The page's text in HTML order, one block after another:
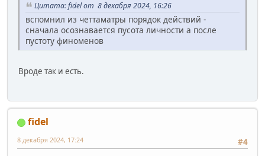
Цитата: fidel от 8 декабря 2024, 16:26
вспомнил из четтаматры порядок действий -
сначала осознавается пусота личности а после
пустоту финоменов
Вроде так и есть.
fidel
#4
8 декабря 2024, 17:24